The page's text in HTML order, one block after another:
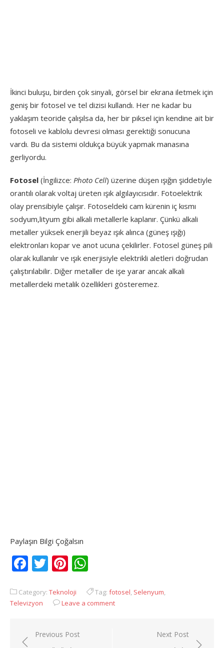
İkinci buluşu, birden çok sinyali, görsel bir ekrana iletmek için
geniş bir fotosel ve tel dizisi kullandı. Her ne kadar bu
yaklaşım teoride çalışılsa da, her bir piksel için kendine ait bir
fotoseli ve kablolu devresi olması gerektiği sonucuna
vardı. Bu da sistemi oldukça büyük yapmak manasına
gerliyordu.
Fotosel (İngilizce: Photo Cell) üzerine düşen ışığın şiddetiyle
orantılı olarak voltaj üreten ışık algılayıcısıdır. Fotoelektrik
olay prensibiyle çalışır. Fotoseldeki cam kürenin iç kısmı
sodyum,lityum gibi alkali metallerle kaplanır. Çünkü alkali
metaller yüksek enerjili beyaz ışık alınca (güneş ışığı)
elektronları kopar ve anot ucuna çekilirler. Fotosel güneş pili
olarak kullanılır ve ışık enerjisiyle elektrikli aletleri doğrudan
çalıştırılabilir. Diğer metaller de işe yarar ancak alkali
metallerdeki metalik özellikleri gösteremez.
Paylaşın Bilgi Çoğalsın
Facebook
TwitterPinterest
Category: Teknoloji Tag: fotosel, Selenyum,
Televizyon
Leave a comment
YazıPrevious Post Next Post